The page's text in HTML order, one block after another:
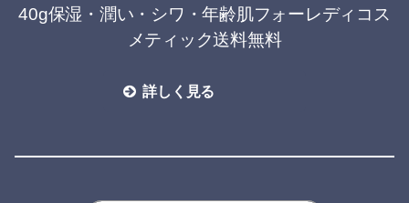
40g保湿・潤い・シワ・年齢肌フォーレディコス
メティック送料無料
詳しく見る